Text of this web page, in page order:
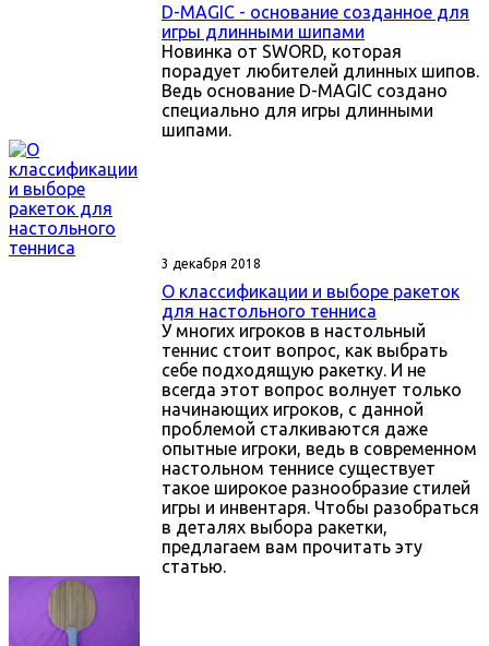
D-MAGIC - основание созданное для
игры длинными шипами
Новинка от SWORD, которая
порадует любителей длинных шипов.
Ведь основание D-MAGIC создано
специально для игры длинными
шипами.
3 декабря 2018
О классификации и выборе ракеток
для настольного тенниса
У многих игроков в настольный
теннис стоит вопрос, как выбрать
себе подходящую ракетку. И не
всегда этот вопрос волнует только
начинающих игроков, с данной
проблемой сталкиваются даже
опытные игроки, ведь в современном
настольном теннисе существует
такое широкое разнообразие стилей
игры и инвентаря. Чтобы разобраться
в деталях выбора ракетки,
предлагаем вам прочитать эту
статью.